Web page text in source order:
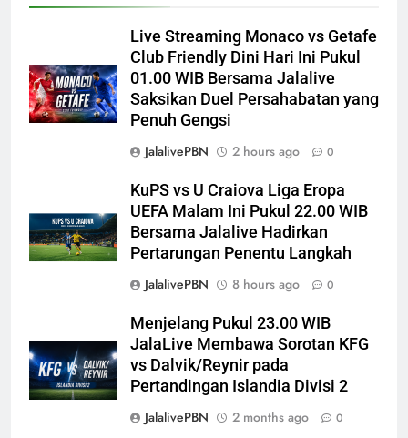
Live Streaming Monaco vs Getafe
Club Friendly Dini Hari Ini Pukul
01.00 WIB Bersama Jalalive
Saksikan Duel Persahabatan yang
Penuh Gengsi
JalalivePBN
2 hours ago 0
KuPS vs U Craiova Liga Eropa
UEFA Malam Ini Pukul 22.00 WIB
Bersama Jalalive Hadirkan
Pertarungan Penentu Langkah
JalalivePBN
8 hours ago 0
Menjelang Pukul 23.00 WIB
JalaLive Membawa Sorotan KFG
vs Dalvik/Reynir pada
Pertandingan Islandia Divisi 2
JalalivePBN
2 months ago 0